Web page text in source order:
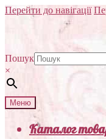
Перейти до навігації
Пошук
×
Меню
Каталог